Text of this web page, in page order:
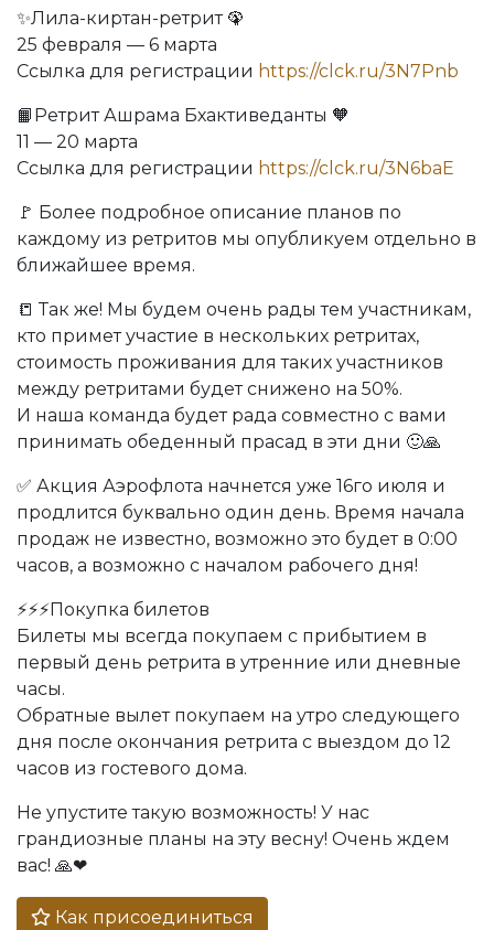
✨Лила-киртан-ретрит 🦚
25 февраля — 6 марта
Ссылка для регистрации https://clck.ru/3N7Pnb
📙Ретрит Ашрама Бхактиведанты 🧡
11 — 20 марта
Ссылка для регистрации https://clck.ru/3N6baE
🚩 Более подробное описание планов по
каждому из ретритов мы опубликуем отдельно в
ближайшее время.
📒 Так же! Мы будем очень рады тем участникам,
кто примет участие в нескольких ретритах,
стоимость проживания для таких участников
между ретритами будет снижено на 50%.
И наша команда будет рада совместно с вами
принимать обеденный прасад в эти дни 🙂🙏
✅ Акция Аэрофлота начнется уже 16го июля и
продлится буквально один день. Время начала
продаж не известно, возможно это будет в 0:00
часов, а возможно с началом рабочего дня!
⚡️⚡️⚡️Покупка билетов
Билеты мы всегда покупаем с прибытием в
первый день ретрита в утренние или дневные
часы.
Обратные вылет покупаем на утро следующего
дня после окончания ретрита с выездом до 12
часов из гостевого дома.
Не упустите такую возможность! У нас
грандиозные планы на эту весну! Очень ждем
вас! 🙏❤
Как присоединиться